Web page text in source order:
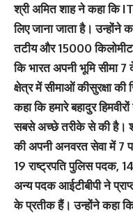
श्री अमित शाह ने कहा कि
लिए जाना जाता है। उन्होंने
तटीय और 15000
कि भारत अपनी भूमि सीमा
क्षेत्र में सीमाओं कीसुरक्षा की
कहा कि हमारे बहादुर
सबसे अच्छे तरीके से की है।
की अपनी अनवरत सेवा में 7
19 राष्ट्रपति पुलिस पदक,
अन्य पदक आईटीबीपी ने
के प्रतीक हैं। उन्होंने कहा